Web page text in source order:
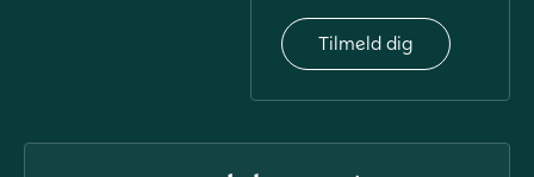
Tilmeld dig